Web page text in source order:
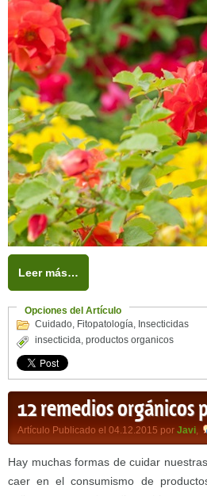
Leer más…
Opciones del Artículo
Cuidado, Fitopatología, Insecticidas
insecticida, productos organicos
12 remedios orgánicos
Artículo Publicado el 04.12.2015 por Javi,
Hay muchas formas de cuidar
caer en el consumismo de